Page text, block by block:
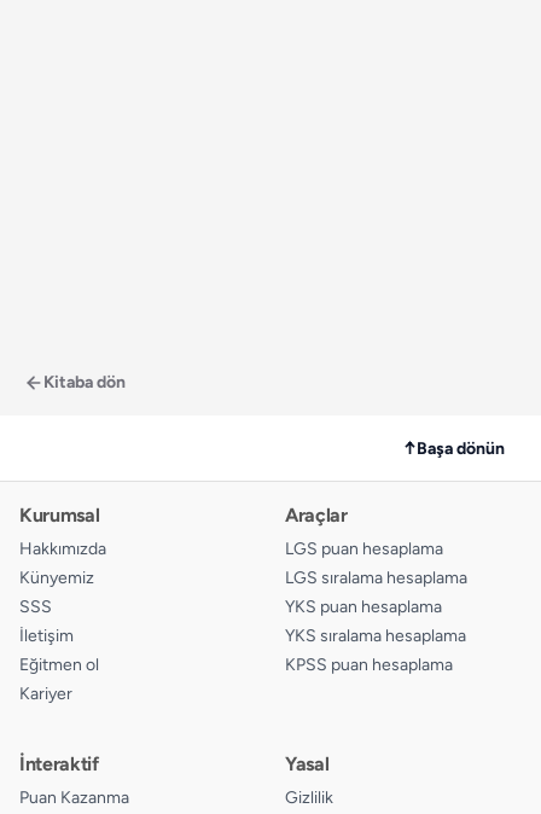
Kitaba dön
↑Başa dönün
Kurumsal
Hakkımızda
Künyemiz
SSS
İletişim
Eğitmen ol
Kariyer
Araçlar
LGS puan hesaplama
LGS sıralama hesaplama
YKS puan hesaplama
YKS sıralama hesaplama
KPSS puan hesaplama
İnteraktif
Puan Kazanma
Yasal
Gizlilik